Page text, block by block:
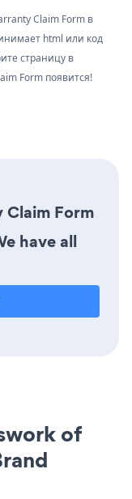
Claim Form в
html или код
страницу в
Form появится!
Form
have all
of